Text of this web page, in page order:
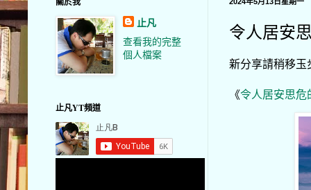
令人居安
新分享請稍移玉
《令人居安思危
止凡
查看我的完整
個人檔案
止凡YT頻道